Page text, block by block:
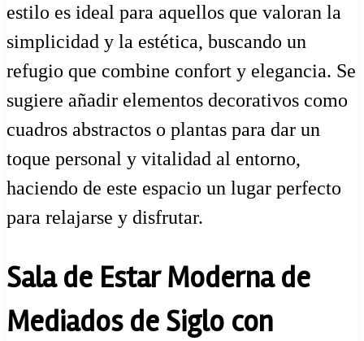
estilo es ideal para aquellos que valoran la
simplicidad y la estética, buscando un
refugio que combine confort y elegancia. Se
sugiere añadir elementos decorativos como
cuadros abstractos o plantas para dar un
toque personal y vitalidad al entorno,
haciendo de este espacio un lugar perfecto
para relajarse y disfrutar.
Sala de Estar Moderna de
Mediados de Siglo con